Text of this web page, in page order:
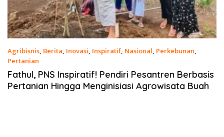
Agribisnis, Berita, Inovasi, Inspiratif, Nasional, Perkebunan,
Pertanian
12 Februari 2021
Fathul, PNS Inspiratif! Pendiri Pesantren Berbasis
Pertanian Hingga Menginisiasi Agrowisata Buah